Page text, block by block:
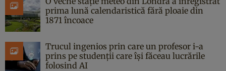
prima lună calendaristică fără ploaie din
1871 încoace
Trucul ingenios prin care un profesor i-a
prins pe studenții care își făceau lucrările
folosind AI